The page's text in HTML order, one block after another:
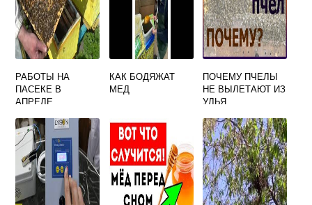
РАБОТЫ НА
ПАСЕКЕ В
АПРЕЛЕ
КАК БОДЯЖАТ
МЕД
ПОЧЕМУ ПЧЕЛЫ
НЕ ВЫЛЕТАЮТ ИЗ
УЛЬЯ